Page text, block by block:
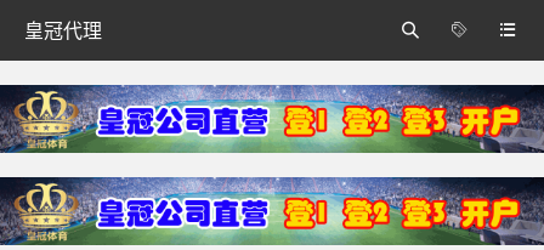
皇冠代理 

